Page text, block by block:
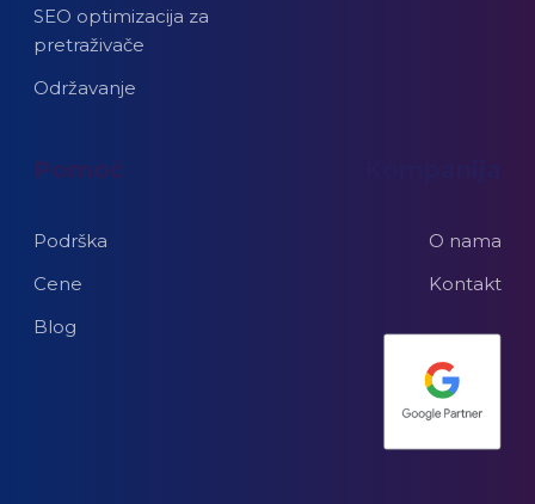
SEO optimizacija za
pretraživače
Održavanje
Pomoć
Podrška
Cene
Blog
O nama
Kontakt